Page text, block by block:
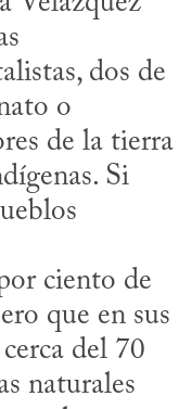
dos de
o
de la tierra
Si
ciento de
que en sus
del 70
naturales